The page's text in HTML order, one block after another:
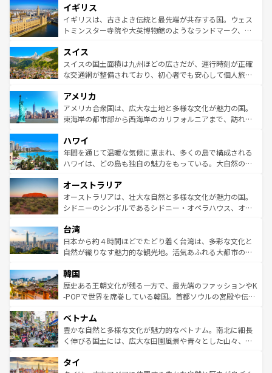
いる。シャンパンの発祥地であるランス、プロヴァンスの
香り高いラベンダー畑など、多彩な楽しみ方が可能だ。さ
らに、パリ以外の地域にも魅力が溢れており、どの街角に
れる地方に足を運ぶとそれぞれで全く異なる文化を体験で
きるだろう。 なお、新着のフランス情報はコンテンツ一覧
を参照してほしい。
顔を持つこの国は、どこを歩いても飽きることがない。ベ
ルリンの文化的活気、バイエルン州のアルプスの絶景、そ
してライン川沿いのワイン畑といった風景は必見。ビール
は、お酒好きな人にはぜひ体験してほしい。 なお、新着の
ドイツ情報はコンテンツ一覧を参照してほしい。
イギリス
イギリスは、古きよき伝統と最先端が共存する国。ウェス
トミンスター寺院や大英博物館のようなランドマーク、歴
リアごとに異なる魅力がある。また、優雅なアフタヌーン
ティー、ビール好きにはたまらない英国パブ、サッカー観
戦など、本場だからこそできる体験も豊富。イギリスを旅
ンツ一覧を参照してほしい。
スイス
スイスの国土面積は九州ほどの広さだが、運行時刻が正確
な交通網が整備されており、初心者でも安心して個人旅行
の建物がそのまま残る町や、スイスならではのユニークな
博物館もあり、アルプス観光だけでなく町歩きも満喫する
ことができる。国民の所得が高いため物価も高いが、旅行
ば市内交通費無料で観光を楽しむこともできる。 なお、新
着のスイス情報はコンテンツ一覧 を参照してほしい。
アメリカ
アメリカ合衆国は、広大な土地と多様な文化が魅力の国。
東海岸の都市部から西海岸のカリフォルニアまで、訪れる
のような巨大都市は、観光、ショッピング、エンターテイ
ンメントが詰まった刺激的なスポットだ。一方、アメリカ
西部には大自然が広がり、グランドキャニオンやイエロー
部のニューオーリンズでは、音楽と美食が融合した独特の
文化が魅力。旅行者はアメリカの各地域で異なる魅力を楽
しみながら、その多様性と豊かな歴史を感じることができ
ならではの贅沢な旅のスタイルだ。 なお、新着のアメリカ
情報はコンテンツ一覧を参照してほしい。
ハワイ
年間を通じて温暖な気候に恵まれ、多くの島で構成される
ハワイは、どの島も独自の魅力をもっている。大自然の神
ワイ島は見逃せない。また、定番の観光地といえばオアフ
島だが、静かな自然を求めるならマウイ島やカウアイ島が
おすすめ。エメラルドグリーンに輝く海をはじめ、豊かな
れるおもてなしの心で訪れる人々を迎えてくれるハワイの
人々、おいしいローカルフードやハワイアンミュージッ
ク、伝統的なフラダンスなど、すべてがハワイの魅力を彩
ワイを、存分に味わってほしい。 なお、新着のハワイ情報
はコンテンツ一覧を参照してほしい。
オーストラリア
オーストラリアは、壮大な自然と多様な文化が魅力の国。
シドニーのシンボルであるシドニー・オペラハウス、オー
リアリーフや大陸中央部にそびえるウルル（エアーズロッ
ク）、タスマニアの美しい原生林やケアンズの熱帯雨林な
ど、見どころがたくさん。また、カフェやワイン、オージ
いる。アクティビティも充実しており、サーフィンやダイ
ビング、ハイキングなど、アウトドア好きにはたまらな
い。オーストラリアの多彩な魅力を存分に味わいつくそ
参照してほしい。
台湾
日本から約４時間ほどでたどり着く台湾は、多彩な文化と
自然が織りなす魅力的な観光地。活気あふれる大都市の台
ン）、静ひつな山岳地帯である台湾東部など、都市の喧騒
と山間の静けさが共存しており、訪れる人に新しい発見と
驚きをもたらしてくれる。また、奥深い台湾の食文化も魅
容にもいいと評判のスイーツなど、バラエティ豊かな料理
が味わえる。 なお、新着の台湾情報は コンテンツ一覧を参
照してほしい。
韓国
歴史ある王朝文化が残る一方で、最先端のファッションやK
-POPで世界を席巻している韓国。首都ソウルの宮殿や伝統
き、地方に足を延ばせば四季折々の自然美を楽しむことが
できる。そして、キムチや焼肉、絶品のストリートフード
まで、さまざまな韓国料理が待っている。夜には、韓国な
リティに包まれながら、韓国の多彩な魅力を心ゆくまで味
ベトナム
豊かな自然と多様な文化が魅力的なベトナム。南北に細長
く伸びる国土には、広大な田園風景や青々とした山々、世
急速な発展と共に伝統が息づく。ハノイの古い町並みやホ
タイ